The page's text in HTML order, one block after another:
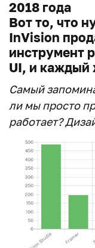
2018 года
Вот то, что
InVision
инструмент
UI, и каждый
Самый
ли мы просто
работает?